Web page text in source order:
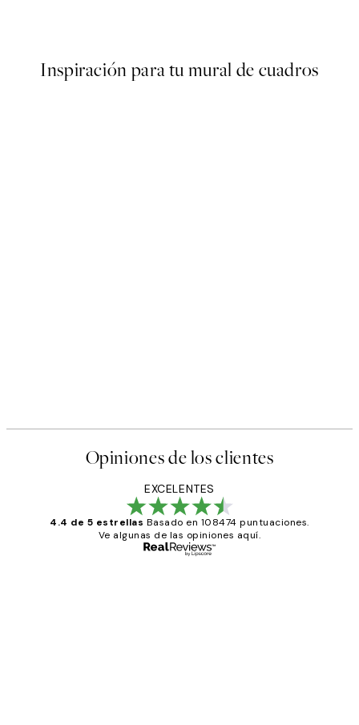
Inspiración para tu mural de cuadros
Opiniones de los clientes
EXCELENTES
4.4 de 5 estrellas Basado en 108474 puntuaciones.
Ve algunas de las opiniones aquí.